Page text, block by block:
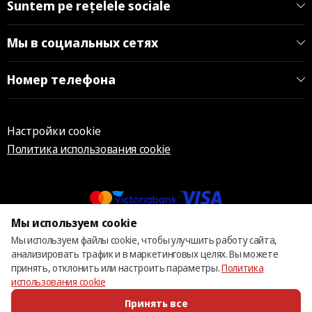
Suntem pe rețelele sociale
Мы в социальных сетях
Номер телефона
Настройки cookie
Политика использования cookie
© 2013 – 2026 ECOM
Мы используем cookie
Мы используем файлы cookie, чтобы улучшить работу сайта,
анализировать трафик и в маркетинговых целях. Вы можете
принять, отклонить или настроить параметры.Политика
использования cookie
Принять все